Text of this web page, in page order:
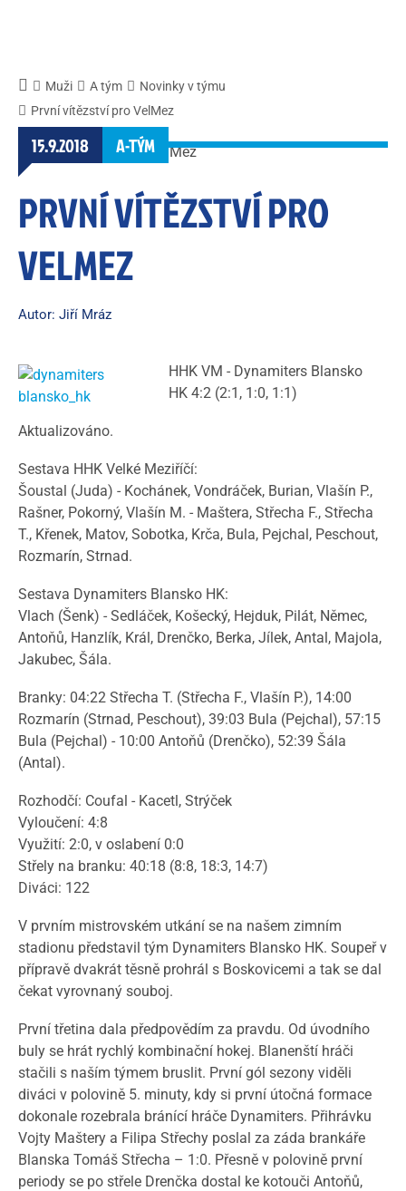
Muži A tým
Novinky v týmu
První vítězství pro VelMez
15.9.2018 A-TÝM
PRVNÍ VÍTĚZSTVÍ PRO
VELMEZ
Autor: Jiří Mráz
HHK VM - Dynamiters Blansko
HK 4:2 (2:1, 1:0, 1:1)
Aktualizováno.
Sestava HHK Velké Meziříčí:
Šoustal (Juda) - Kochánek, Vondráček, Burian, Vlašín P.,
Rašner, Pokorný, Vlašín M. - Maštera, Střecha F., Střecha
T., Křenek, Matov, Sobotka, Krča, Bula, Pejchal, Peschout,
Rozmarín, Strnad.
Sestava Dynamiters Blansko HK:
Vlach (Šenk) - Sedláček, Košecký, Hejduk, Pilát, Němec,
Antoňů, Hanzlík, Král, Drenčko, Berka, Jílek, Antal, Majola,
Jakubec, Šála.
Branky: 04:22 Střecha T. (Střecha F., Vlašín P.), 14:00
Rozmarín (Strnad, Peschout), 39:03 Bula (Pejchal), 57:15
Bula (Pejchal) - 10:00 Antoňů (Drenčko), 52:39 Šála
(Antal).
Rozhodčí: Coufal - Kacetl, Strýček
Vyloučení: 4:8
Využití: 2:0, v oslabení 0:0
Střely na branku: 40:18 (8:8, 18:3, 14:7)
Diváci: 122
V prvním mistrovském utkání se na našem zimním
stadionu představil tým Dynamiters Blansko HK. Soupeř v
přípravě dvakrát těsně prohrál s Boskovicemi a tak se dal
čekat vyrovnaný souboj.
První třetina dala předpovědím za pravdu. Od úvodního
buly se hrát rychlý kombinační hokej. Blanenští hráči
stačili s naším týmem bruslit. První gól sezony viděli
diváci v polovině 5. minuty, kdy si první útočná formace
dokonale rozebrala bránící hráče Dynamiters. Přihrávku
Vojty Maštery a Filipa Střechy poslal za záda brankáře
Blanska Tomáš Střecha – 1:0. Přesně v polovině první
periody se po střele Drenčka dostal ke kotouči Antoňů,